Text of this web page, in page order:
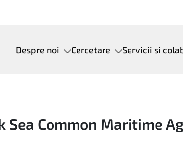
Despre noi Cercetare Servicii si
Common Maritime